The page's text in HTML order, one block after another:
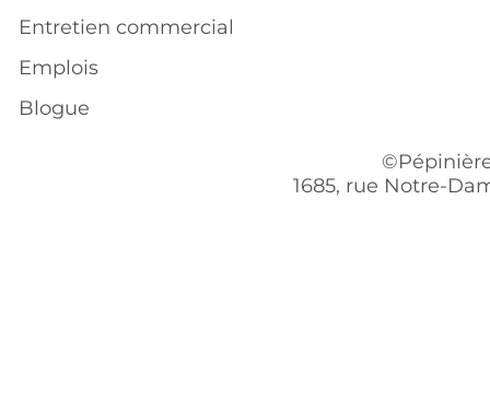
Entretien commercial
Emplois
Blogue
1685, rue Notre-